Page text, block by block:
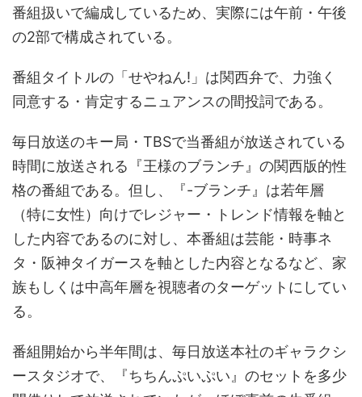
番組扱いで編成しているため、実際には午前・午後
の2部で構成されている。
番組タイトルの「せやねん!」は関西弁で、力強く
同意する・肯定するニュアンスの間投詞である。
毎日放送のキー局・TBSで当番組が放送されている
時間に放送される『王様のブランチ』の関西版的性
格の番組である。但し、『-ブランチ』は若年層
（特に女性）向けでレジャー・トレンド情報を軸と
した内容であるのに対し、本番組は芸能・時事ネ
タ・阪神タイガースを軸とした内容となるなど、家
族もしくは中高年層を視聴者のターゲットにしてい
る。
番組開始から半年間は、毎日放送本社のギャラクシ
ースタジオで、『ちちんぷいぷい』のセットを多少